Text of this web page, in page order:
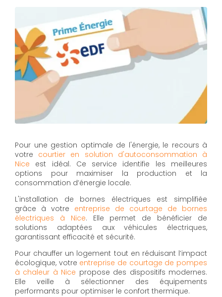
Pour une gestion optimale de l'énergie, le recours à
votre courtier en solution d'autoconsommation à
Nice est idéal. Ce service identifie les meilleures
options pour maximiser la production et la
consommation d’énergie locale.
L'installation de bornes électriques est simplifiée
grâce à votre entreprise de courtage de bornes
électriques à Nice. Elle permet de bénéficier de
solutions adaptées aux véhicules électriques,
garantissant efficacité et sécurité.
Pour chauffer un logement tout en réduisant l’impact
écologique, votre entreprise de courtage de pompes
à chaleur à Nice propose des dispositifs modernes.
Elle veille à sélectionner des équipements
performants pour optimiser le confort thermique.